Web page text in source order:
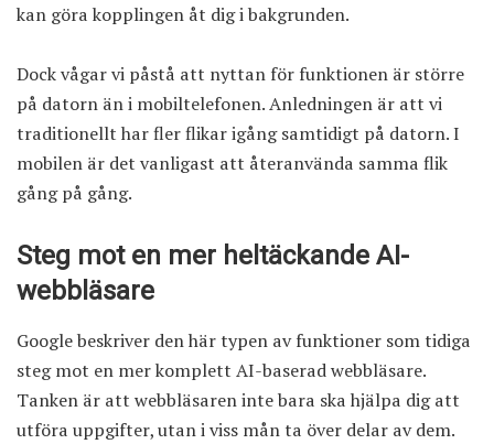
kan göra kopplingen åt dig i bakgrunden.
Dock vågar vi påstå att nyttan för funktionen är större
på datorn än i mobiltelefonen. Anledningen är att vi
traditionellt har fler flikar igång samtidigt på datorn. I
mobilen är det vanligast att återanvända samma flik
gång på gång.
Steg mot en mer heltäckande AI-
webbläsare
Google beskriver den här typen av funktioner som tidiga
steg mot en mer komplett AI-baserad webbläsare.
Tanken är att webbläsaren inte bara ska hjälpa dig att
utföra uppgifter, utan i viss mån ta över delar av dem.